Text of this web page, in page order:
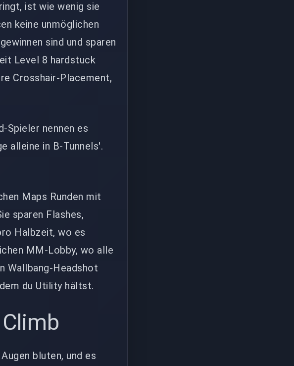
ist wie wenig sie
keine unmöglichen
sind und sparen
Level 8 hardstuck
Crosshair-Placement,
Spieler nennen es
alleine in B-Tunnels'.
Maps Runden mit
sparen Flashes,
Halbzeit, wo es
MM-Lobby, wo alle
Wallbang-Headshot
du Utility hältst.
bluten, und es